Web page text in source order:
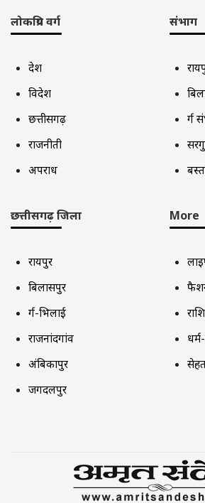
लोकप्रिय वर्ग
देश
विदेश
छत्तीसगढ़
राजनीती
अपराध
संभाग
दुर्ग
छत्तीसगढ़ जिला
रायपुर
बिलासपुर
दुर्ग-भिलाई
राजनांदगांव
अंबिकापुर
जगदलपुर
More